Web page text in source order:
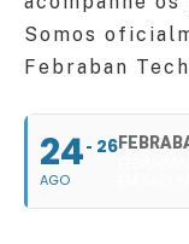
Somos
Febraban
24
AGO
26